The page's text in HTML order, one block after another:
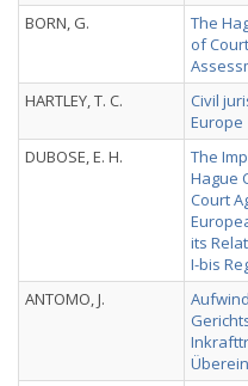
BORN, G.
The
of
HARTLEY, T. C.
Civil
Europe
DUBOSE, E. H.
The
Hague
Court
its
I-bis
ANTOMO, J.